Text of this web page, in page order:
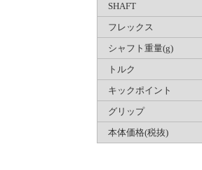
SHAFT
フレックス
シャフト重量(g)
トルク
キックポイント
グリップ
本体価格(税抜)